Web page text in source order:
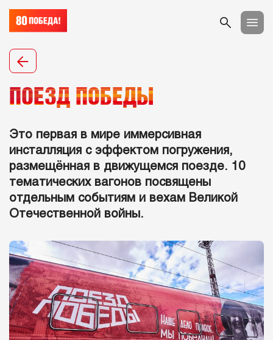
ПОЕЗД ПОБЕДЫ
Это первая в мире иммерсивная
инсталляция с эффектом погружения,
размещённая в движущемся поезде. 10
тематических вагонов посвящены
отдельным событиям и вехам Великой
Отечественной войны.